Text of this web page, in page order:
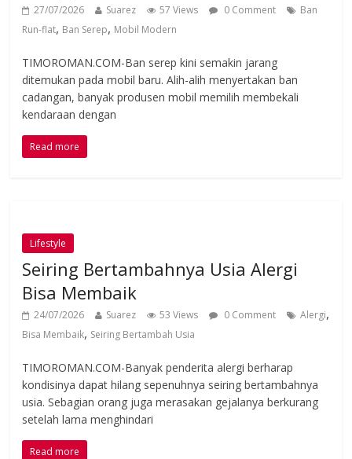
27/07/2026 Suarez 57 Views 0 Comment
Ban
Run-flat, Ban Serep, Mobil Modern
TIMOROMAN.COM-Ban serep kini semakin jarang
ditemukan pada mobil baru. Alih-alih menyertakan ban
cadangan, banyak produsen mobil memilih membekali
kendaraan dengan
Read more
Lifestyle
Seiring Bertambahnya Usia Alergi
Bisa Membaik
24/07/2026 Suarez 53 Views 0 Comment Alergi,
Bisa Membaik, Seiring Bertambah Usia
TIMOROMAN.COM-Banyak penderita alergi berharap
kondisinya dapat hilang sepenuhnya seiring bertambahnya
usia. Sebagian orang juga merasakan gejalanya berkurang
setelah lama menghindari
Read more